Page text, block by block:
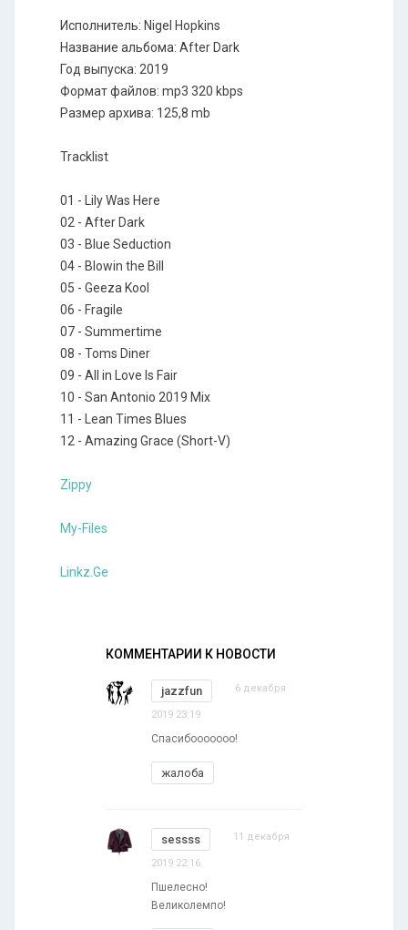
Исполнитель: Nigel Hopkins
Название альбома: After Dark
Год выпуска: 2019
Формат файлов: mp3 320 kbps
Размер архива: 125,8 mb
Tracklist
01 - Lily Was Here
02 - After Dark
03 - Blue Seduction
04 - Blowin the Bill
05 - Geeza Kool
06 - Fragile
07 - Summertime
08 - Toms Diner
09 - All in Love Is Fair
10 - San Antonio 2019 Mix
11 - Lean Times Blues
12 - Amazing Grace (Short-V)
Zippy
My-Files
Linkz.Ge
КОММЕНТАРИИ К НОВОСТИ
jazzfun 6 декабря
2019 23:19
Спасибооооооо!
жалоба
sessss 11 декабря
2019 22:16
Пшелесно!
Великолемпо!